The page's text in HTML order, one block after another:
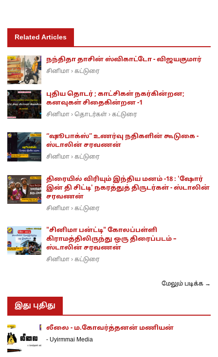
Related Articles
நந்திதா தாசின் ஸ்விகாட்டோ - விஜயகுமார்
சினிமா › கட்டுரை
புதிய தொடர் ; காட்சிகள் நகர்கின்றன;
கனவுகள் சிதைகின்றன -1
சினிமா › தொடர்கள் › கட்டுரை
“ஷூபாக்ஸ்” உணர்வு நதிகளின் கூடுகை -
ஸ்டாலின் சரவணன்
சினிமா › கட்டுரை
திரையில் விரியும் இந்திய மனம் -18 : 'ஷோர்
இன் தி சிட்டி' நகரத்துத் திருடர்கள் - ஸ்டாலின்
சரவணன்
சினிமா › கட்டுரை
"சினிமா பன்ட்டி" கோலப்பள்ளி
கிராமத்திலிருந்து ஒரு திரைப்படம் –
ஸ்டாலின் சரவணன்
சினிமா › கட்டுரை
மேலும் படிக்க →
இது புதிது
லீலை - ம.கோவர்த்தனன் மணியன்
- Uyirmmai Media